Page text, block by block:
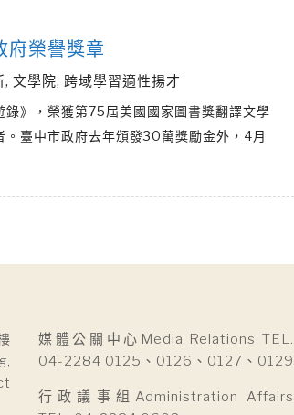
府榮譽獎章
, 文學院, 跨域學習適性揚才
》，榮獲第75屆美國國家圖書獎翻譯文學
臺中市政府去年頒發30萬獎勵金外，4月
媒體公關中心Media Relations TEL.
04-2284 0125、0126、0127、0129
行政議事組Administration Affairs